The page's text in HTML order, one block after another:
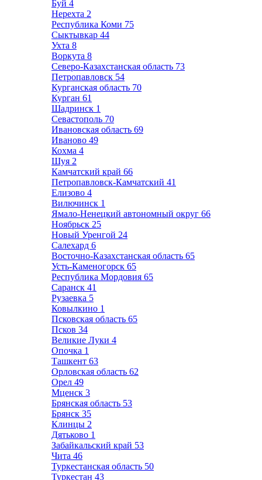
Буй 4
Нерехта 2
Республика Коми 75
Сыктывкар 44
Ухта 8
Воркута 8
Северо-Казахстанская область 73
Петропавловск 54
Курганская область 70
Курган 61
Шадринск 1
Севастополь 70
Ивановская область 69
Иваново 49
Кохма 4
Шуя 2
Камчатский край 66
Петропавловск-Камчатский 41
Елизово 4
Вилючинск 1
Ямало-Ненецкий автономный округ 66
Ноябрьск 25
Новый Уренгой 24
Салехард 6
Восточно-Казахстанская область 65
Усть-Каменогорск 65
Республика Мордовия 65
Саранск 41
Рузаевка 5
Ковылкино 1
Псковская область 65
Псков 34
Великие Луки 4
Опочка 1
Ташкент 63
Орловская область 62
Орел 49
Мценск 3
Брянская область 53
Брянск 35
Клинцы 2
Дятьково 1
Забайкальский край 53
Чита 46
Туркестанская область 50
Туркестан 43